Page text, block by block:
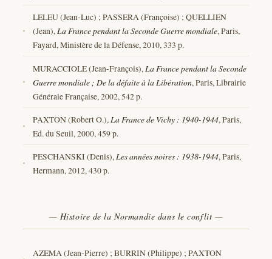
LELEU (Jean-Luc) ; PASSERA (Françoise) ; QUELLIEN
(Jean),La France pendant la Seconde Guerre mondiale, Paris,
Fayard, Ministère de la Défense, 2010, 333 p.
MURACCIOLE (Jean-François), La France pendant la Seconde
Guerre mondiale ; De la défaite à la Libération, Paris, Librairie
Générale Française, 2002, 542 p.
PAXTON (Robert O.),La France de Vichy : 1940-1944, Paris,
Ed. du Seuil, 2000, 459 p.
PESCHANSKI (Denis),Les années noires : 1938-1944, Paris,
Hermann, 2012, 430 p.
Histoire de la Normandie dans le conflit
AZEMA (Jean-Pierre) ; BURRIN (Philippe) ; PAXTON